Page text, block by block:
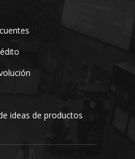
ideas de productos